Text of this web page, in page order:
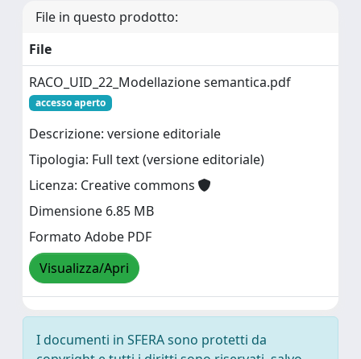
File in questo prodotto:
File
RACO_UID_22_Modellazione semantica.pdf
accesso aperto
Descrizione: versione editoriale
Tipologia: Full text (versione editoriale)
Licenza: Creative commons
Dimensione 6.85 MB
Formato Adobe PDF
Visualizza/Apri
I documenti in SFERA sono protetti da